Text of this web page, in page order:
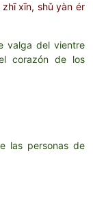
xīn, shǔ yàn ér
valga del vientre
corazón de los
las personas de